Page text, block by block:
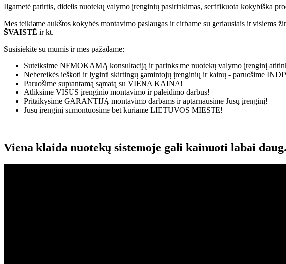
Ilgametė patirtis, didelis nuotekų valymo įrenginių pasirinkimas, sertifikuota kokybiška
Mes teikiame aukštos kokybės montavimo paslaugas ir dirbame su geriausiais ir visiems
ŠVAISTĖ ir kt.
Susisiekite su mumis ir mes pažadame:
Suteiksime NEMOKAMĄ konsultaciją ir parinksime nuotekų valymo įrenginį
Nebereikės ieškoti ir lyginti skirtingų gamintojų įrenginių ir kainų - paruošime
Paruošime suprantamą sąmatą su VIENA KAINA!
Atliksime VISUS įrenginio montavimo ir paleidimo darbus!
Pritaikysime GARANTIJĄ montavimo darbams ir aptarnausime Jūsų įrenginį!
Jūsų įrenginį sumontuosime bet kuriame LIETUVOS MIESTE!
Viena klaida nuotekų sistemoje gali kainuoti labai